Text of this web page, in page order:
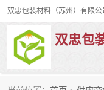
双忠包